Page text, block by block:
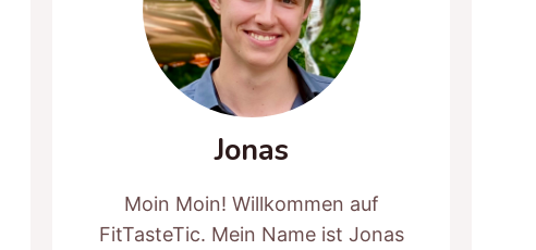
Jonas
Moin Moin! Willkommen auf
FitTasteTic. Mein Name ist Jonas